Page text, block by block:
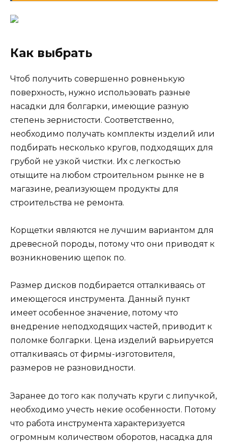
Как выбрать
Чтоб получить совершенно ровненькую
поверхность, нужно использовать разные
насадки для болгарки, имеющие разную
степень зернистости. Соответственно,
необходимо получать комплекты изделий или
подбирать несколько кругов, подходящих для
грубой не узкой чистки. Их с легкостью
отыщите на любом строительном рынке не в
магазине, реализующем продукты для
строительства не ремонта.
Корщетки являются не лучшим вариантом для
древесной породы, потому что они приводят к
возникновению щепок по.
Размер дисков подбирается отталкиваясь от
имеющегося инструмента. Данный пункт
имеет особенное значение, потому что
внедрение неподходящих частей, приводит к
поломке болгарки. Цена изделий варьируется
отталкиваясь от фирмы-изготовителя,
размеров не разновидности.
Заранее до того как получать круги с липучкой,
необходимо учесть некие особенности. Потому
что работа инструмента характеризуется
огромным количеством оборотов, насадка для